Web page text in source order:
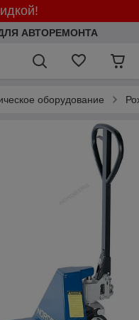
АВТОРЕМОНТА
оборудование